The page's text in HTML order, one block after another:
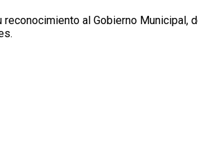
al Gobierno Municipal,